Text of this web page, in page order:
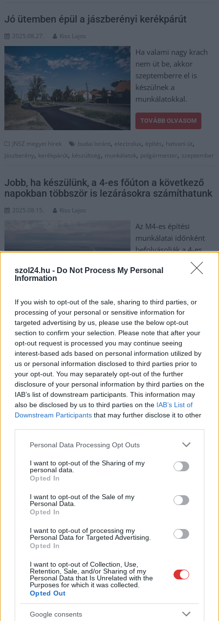
szol24.hu - Do Not Process My Personal
Information
If you wish to opt-out of the sale, sharing to third parties, or
processing of your personal or sensitive information for
targeted advertising by us, please use the below opt-out
section to confirm your selection. Please note that after your
opt-out request is processed you may continue seeing
interest-based ads based on personal information utilized by
us or personal information disclosed to third parties prior to
your opt-out. You may separately opt-out of the further
disclosure of your personal information by third parties on the
IAB’s list of downstream participants. This information may
also be disclosed by us to third parties on the IAB’s List of
Downstream Participants that may further disclose it to other
Please note that this website/app uses one or more Google
not limited to your visit or usage behaviour. You may click to
grant or deny consent to Google and its third-party tags to
use your data for below specified purposes in below Google
consent section.
Personal Data Processing Opt Outs
I want to opt-out of the Sharing of my
personal data.
Opted In
I want to opt-out of the Sale of my
Personal Data.
Opted In
I want to opt-out of processing my
Personal Data for Targeted Advertising.
Opted In
I want to opt-out of Collection, Use,
Retention, Sale, and/or Sharing of my
Personal Data that Is Unrelated with the
Purposes for which it was collected.
Opted Out
Google consents
Jó ütemben épül a jászberényi kerékpárút
2025.08.27. Kiss Lajos
Ha valami nagy krach
nem üt be, akkor
szeptemberre el is
készülnek a
munkálatokkal.
TOVÁBB OLVASOM
JNSZ megyei hírek budai loránt, electrolux, építés, hatvani út,
Jászberény, kerékpárút, készültség, munkálatok, polgármester, szeptember
Jobb, ha készülünk, a 4-es főúton a következő
napokban többször is lezárásokra számíthatunk
2025.08.15. Kiss Lajos
Az M4-es építési
munkálatai időnként
befolyásolják a 4-es
főút forgalmát is.
Néhány napon belül
napon át, több
helyszínen félpályás lezárásra kell készülnünk.
TOVÁBB OLVASOM
JNSZ megyei hírek 4-es főút,augusztus,autópálya,építés,
forgalom ,Jász-Nagykun Szolnok megye,lezárás,m4-es
Újra teljes útzárra számítsunk Jász-Nagykun-
Szolnok megyében az M4-es építése miatt
2025.05.18. Kiss Lajos
A hétfői napon a tervek
órán keresztül
útzárat a munkálatok
miatt, érdemes már
alternatív útvonalat,
amire tippet is kaptunk.
TOVÁBB OLVASOM
JNSZ megyei hírek építés ,gyorsforgalmi,
Szolnok megye,Kenderes